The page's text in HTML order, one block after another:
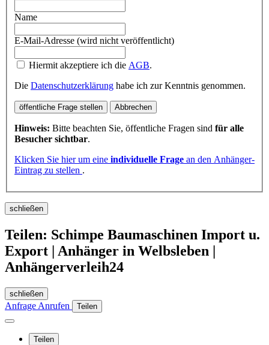
Name
E-Mail-Adresse (wird nicht veröffentlicht)
Hiermit akzeptiere ich die AGB.
Die Datenschutzerklärung habe ich zur Kenntnis genommen.
öffentliche Frage stellen Abbrechen
Hinweis: Bitte beachten Sie, öffentliche Fragen sind für alle
Besucher sichtbar.
Klicken Sie hier um eine individuelle Frage an den Anhänger-
Eintrag zu stellen .
schließen
Teilen: Schimpe Baumaschinen Import u.
Export | Anhänger in Welbsleben |
Anhängerverleih24
schließen
Anfrage Anrufen Teilen
Teilen